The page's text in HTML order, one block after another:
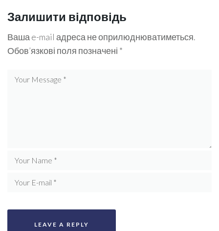
Залишити відповідь
Ваша e-mail адреса не оприлюднюватиметься.
Обов’язкові поля позначені *